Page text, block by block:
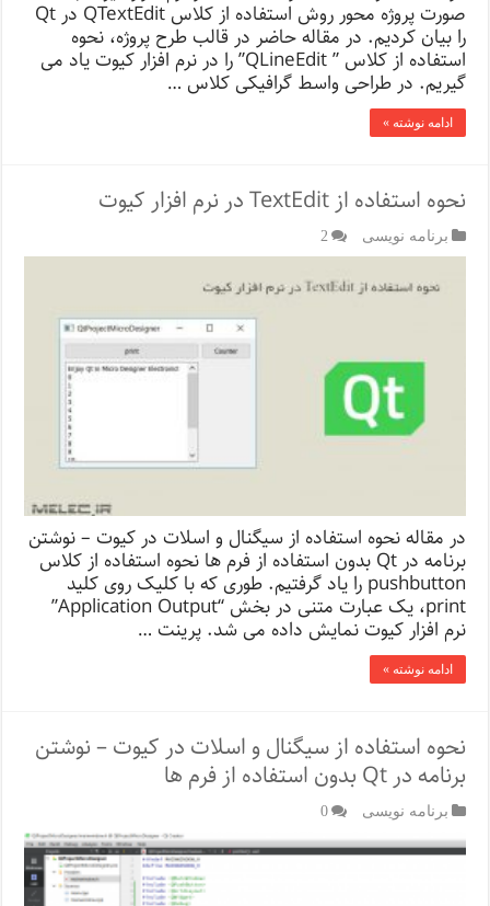
صورت پروژه محور روش استفاده از کلاس QTextEdit در Qt
را بیان کردیم. در مقاله حاضر در قالب طرح پروژه، نحوه
استفاده از کلاس ” QLineEdit” را در نرم افزار کیوت یاد می
گیریم. در طراحی واسط گرافیکی کلاس …
ادامه نوشته »
نحوه استفاده از TextEdit در نرم افزار کیوت
برنامه نویسی 2
در مقاله نحوه استفاده از سیگنال و اسلات در کیوت – نوشتن
برنامه در Qt بدون استفاده از فرم ها نحوه استفاده از کلاس
pushbutton را یاد گرفتیم. طوری که با کلیک روی کلید
print، یک عبارت متنی در بخش “Application Output”
نرم افزار کیوت نمایش داده می شد. پرینت …
ادامه نوشته »
نحوه استفاده از سیگنال و اسلات در کیوت – نوشتن
برنامه در Qt بدون استفاده از فرم ها
برنامه نویسی 0